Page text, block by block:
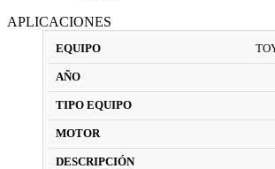
APLICACIONES